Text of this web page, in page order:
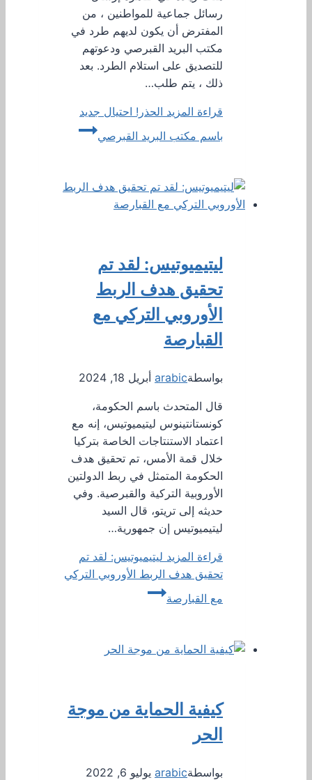
رسائل جماعية للمواطنين ، من
المفترض أن يكون لديهم طرد في
مكتب البريد القبرصي ودعوتهم
للتصديق على استلام الطرد. بعد
ذلك ، يتم طلب…
قراءة المزيد الحذر! احتيال جديد
باسم مكتب البريد القبرصي
ليتيميوتيس: لقد تم
تحقيق هدف الربط
الأوروبي التركي مع
القبارصة
بواسطةarabic أبريل 18, 2024
قال المتحدث باسم الحكومة،
كونستانتينوس ليتيميوتيس، إنه مع
اعتماد الاستنتاجات الخاصة بتركيا
خلال قمة الأمس، تم تحقيق هدف
الحكومة المتمثل في ربط الدولتين
الأوروبية التركية والقبرصية. وفي
حديثه إلى تريتو، قال السيد
ليتيميوتيس إن جمهورية…
قراءة المزيد ليتيميوتيس: لقد تم
تحقيق هدف الربط الأوروبي التركي
مع القبارصة
كيفية الحماية من موجة
الحر
بواسطةarabic يوليو 6, 2022